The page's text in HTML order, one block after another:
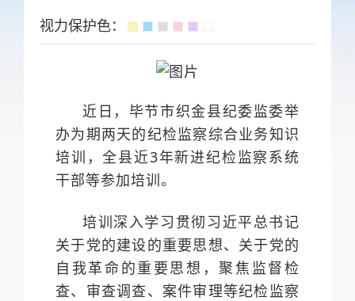
视力保护色：
近日，毕节市织金县纪委监委举
办为期两天的纪检监察综合业务知识
培训，全县近3年新进纪检监察系统
干部等参加培训。
培训深入学习贯彻习近平总书记
关于党的建设的重要思想、关于党的
自我革命的重要思想，聚焦监督检
查、审查调查、案件审理等纪检监察